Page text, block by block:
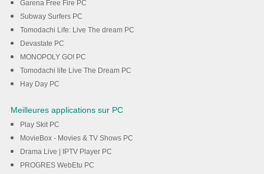
Garena Free Fire PC
Subway Surfers PC
Tomodachi Life: Live The dream PC
Devastate PC
MONOPOLY GO! PC
Tomodachi life Live The Dream PC
Hay Day PC
Meilleures applications sur PC
Play Skit PC
MovieBox - Movies & TV Shows PC
Drama Live | IPTV Player PC
PROGRES WebEtu PC